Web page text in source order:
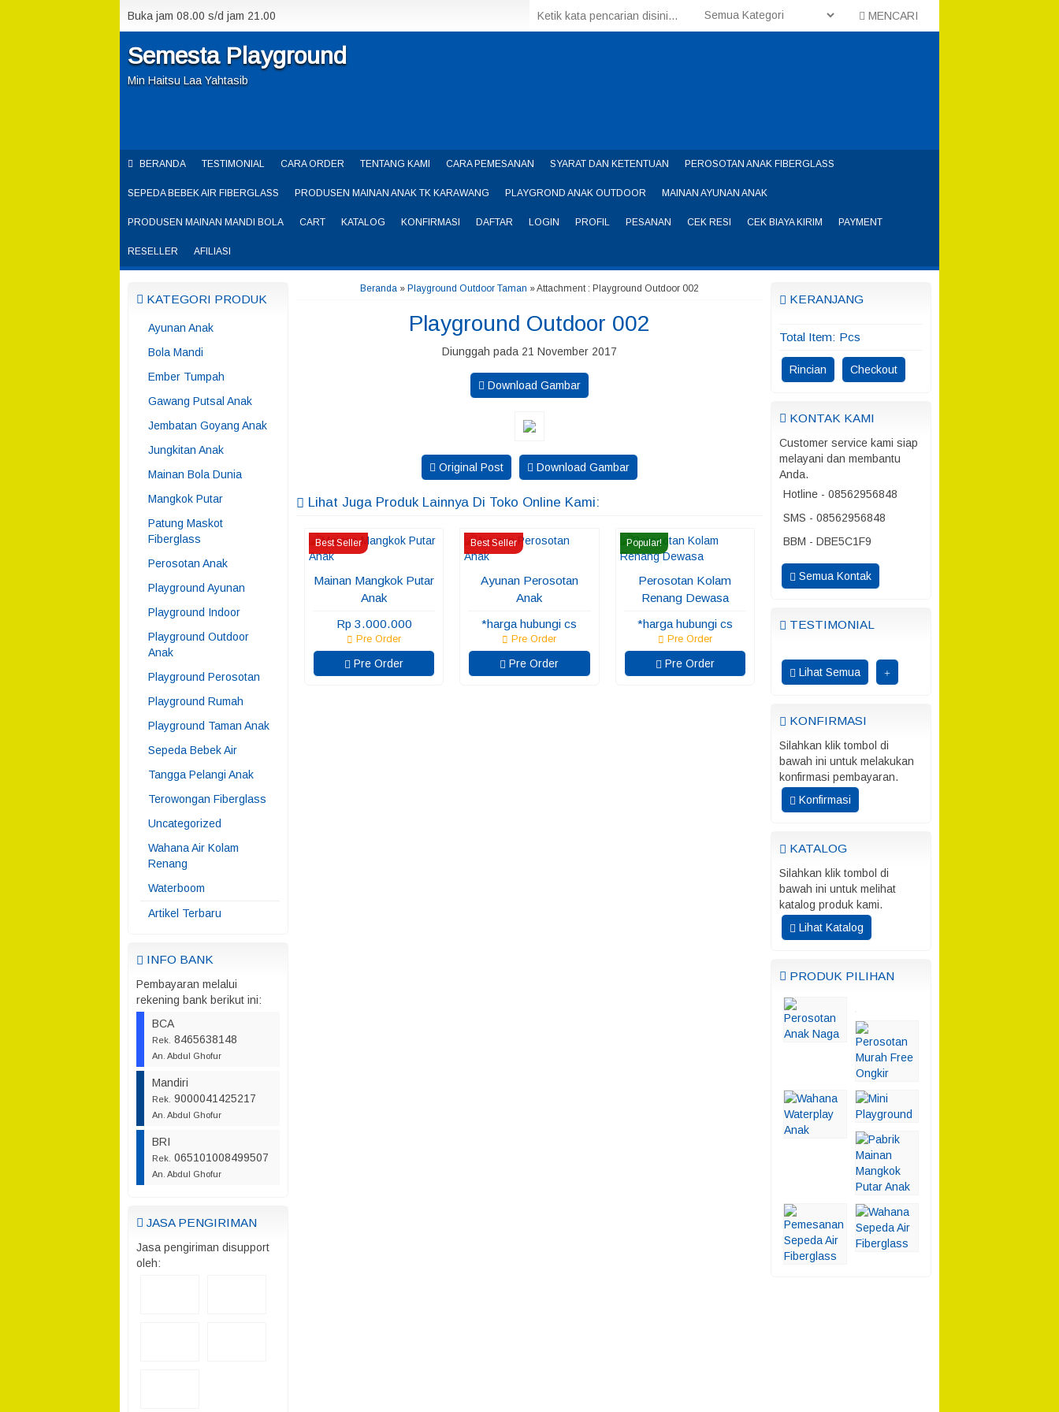
Buka jam 08.00 s/d jam 21.00 MENCARI
Semesta Playground
Min Haitsu Laa Yahtasib
BERANDA TESTIMONIAL CARA ORDER TENTANG KAMI CARA PEMESANAN SYARAT DAN KETENTUAN PEROSOTAN ANAK FIBERGLASS
SEPEDA BEBEK AIR FIBERGLASS PRODUSEN MAINAN ANAK TK KARAWANG PLAYGROND ANAK OUTDOOR MAINAN AYUNAN ANAK
PRODUSEN MAINAN MANDI BOLA CART KATALOG KONFIRMASI DAFTAR LOGIN PROFIL PESANAN CEK RESI CEK BIAYA KIRIM PAYMENT
RESELLER AFILIASI
KATEGORI PRODUK
Ayunan Anak
Bola Mandi
Ember Tumpah
Gawang Putsal Anak
Jembatan Goyang Anak
Jungkitan Anak
Mainan Bola Dunia
Mangkok Putar
Patung Maskot
Fiberglass
Perosotan Anak
Playground Ayunan
Playground Indoor
Playground Outdoor
Anak
Playground Perosotan
Playground Rumah
Playground Taman Anak
Sepeda Bebek Air
Tangga Pelangi Anak
Terowongan Fiberglass
Uncategorized
Wahana Air Kolam
Renang
Waterboom
Artikel Terbaru
INFO BANK
Pembayaran melalui
rekening bank berikut ini:
BCA
Rek. 8465638148
An. Abdul Ghofur
Mandiri
Rek. 9000041425217
An. Abdul Ghofur
BRI
Rek. 065101008499507
An. Abdul Ghofur
JASA PENGIRIMAN
Jasa pengiriman disupport
oleh:
Beranda » Playground Outdoor Taman » Attachment : Playground Outdoor 002
Playground Outdoor 002
Diunggah pada 21 November 2017
Download Gambar
Original Post Download Gambar
Lihat Juga Produk Lainnya Di Toko Online Kami:
Best Seller
Mainan Mangkok Putar
Anak
Rp 3.000.000
Pre Order
Pre Order
Best Seller
Ayunan Perosotan
Anak
*harga hubungi cs
Pre Order
Pre Order
Popular!
Perosotan Kolam
Renang Dewasa
*harga hubungi cs
Pre Order
Pre Order
KERANJANG
Total Item: Pcs
Rincian Checkout
KONTAK KAMI
Customer service kami siap
melayani dan membantu
Anda.
Hotline - 08562956848
SMS - 08562956848
BBM - DBE5C1F9
Semua Kontak
TESTIMONIAL
Lihat Semua
KONFIRMASI
Silahkan klik tombol di
bawah ini untuk melakukan
konfirmasi pembayaran.
Konfirmasi
KATALOG
Silahkan klik tombol di
bawah ini untuk melihat
katalog produk kami.
Lihat Katalog
PRODUK PILIHAN